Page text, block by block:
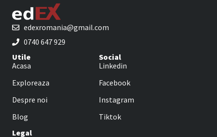
edexromania@gmail.com
0740 647 929
Utile
Acasa
Exploreaza
Despre noi
Blog
Social
Linkedin
Facebook
Instagram
Tiktok
Legal